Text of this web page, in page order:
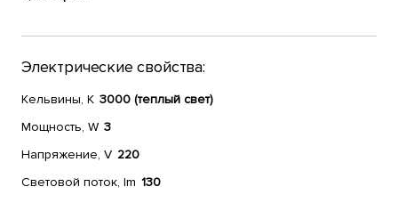
Электрические свойства:
Кельвины, К 3000 (теплый свет)
Мощность, W 3
Напряжение, V 220
Световой поток, lm 130